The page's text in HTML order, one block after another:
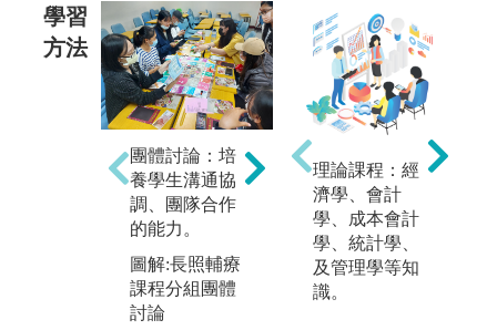
學習
方法
團體討論：培
養學生溝通協
調、團隊合作
的能力。
圖解:長照輔療
課程分組團體
討論
問題導向學習
(PBL)：以實務
個案為例，培
養學生分析與
自我解決問題
的能力。
理論課程：經
濟學、會計
學、成本會計
學、統計學、
及管理學等知
識。